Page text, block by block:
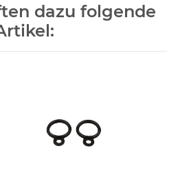
dazu folgende